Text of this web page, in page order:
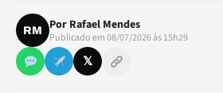
RM Por Rafael Mendes
Publicado em 08/07/2026 às 15h29
𝕏